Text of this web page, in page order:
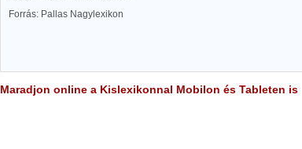
Forrás: Pallas Nagylexikon
Maradjon online a Kislexikonnal Mobilon és Tableten is